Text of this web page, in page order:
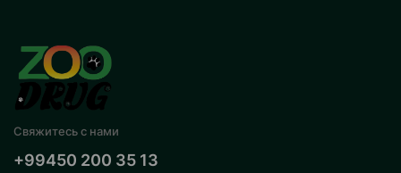
Свяжитесь с нами
+99450 200 35 13